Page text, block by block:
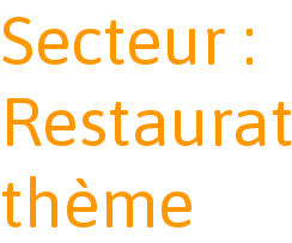
Secteur :
thème